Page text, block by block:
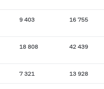
9 403 16 755
18 808 42 439
7 321 13 928